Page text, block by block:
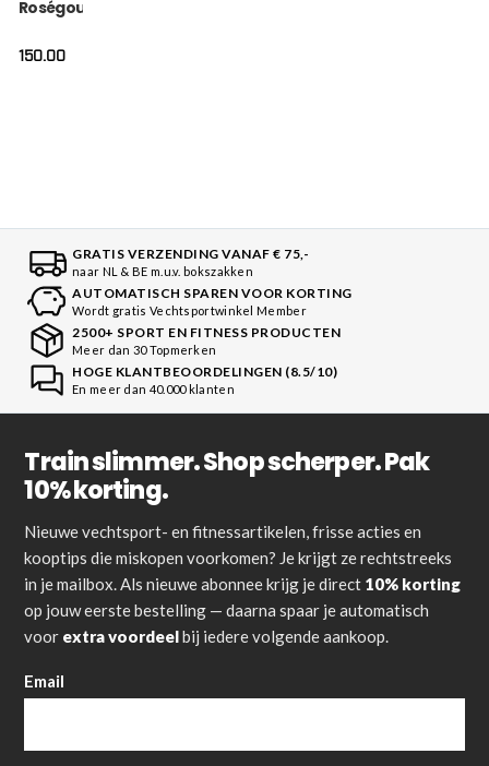
Roségoud Wit
150.00
GRATIS VERZENDING VANAF € 75,-
naar NL & BE m.u.v. bokszakken
AUTOMATISCH SPAREN VOOR KORTING
Wordt gratis Vechtsportwinkel Member
2500+ SPORT EN FITNESS PRODUCTEN
Meer dan 30 Topmerken
HOGE KLANTBEOORDELINGEN (8.5/10)
En meer dan 40.000 klanten
Train slimmer. Shop scherper. Pak
10% korting.
Nieuwe vechtsport- en fitnessartikelen, frisse acties en
kooptips die miskopen voorkomen? Je krijgt ze rechtstreeks
in je mailbox. Als nieuwe abonnee krijg je direct 10% korting
op jouw eerste bestelling — daarna spaar je automatisch
voor extra voordeelbij iedere volgende aankoop.
Email